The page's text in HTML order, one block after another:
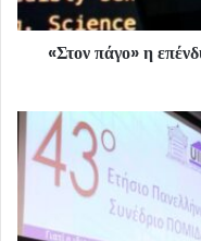
«Στον πάγο» η